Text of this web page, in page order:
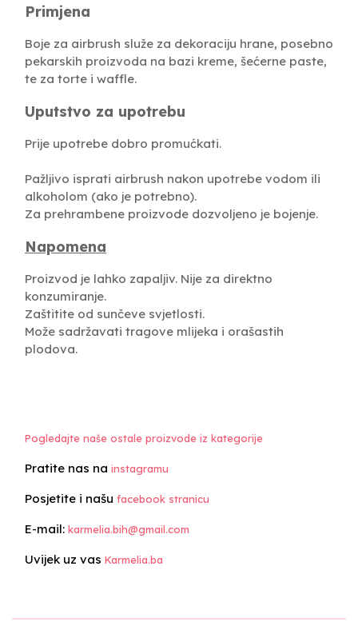
Primjena
Boje za airbrush služe za dekoraciju hrane, posebno
pekarskih proizvoda na bazi kreme, šećerne paste,
te za torte i waffle.
Uputstvo za upotrebu
Prije upotrebe dobro promućkati.
Pažljivo isprati airbrush nakon upotrebe vodom ili
alkoholom (ako je potrebno).
Za prehrambene proizvode dozvoljeno je bojenje.
Napomena
Proizvod je lahko zapaljiv. Nije za direktno
konzumiranje.
Zaštitite od sunčeve svjetlosti.
Može sadržavati tragove mlijeka i orašastih
plodova.
Pogledajte naše ostale proizvode iz kategorije
Pratite nas na instagramu
Posjetite i našu facebook stranicu
E-mail: karmelia.bih@gmail.com
Uvijek uz vas Karmelia.ba